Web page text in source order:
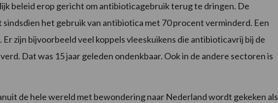
beleid erop gericht om antibioticagebruik terug te dringen. De
het gebruik van antibiotica met 70 procent verminderd. Een
zijn bijvoorbeeld veel koppels vleeskuikens die antibioticavrij bij de
Dat was 15 jaar geleden ondenkbaar. Ook in de andere sectoren is
de hele wereld met bewondering naar Nederland wordt gekeken als